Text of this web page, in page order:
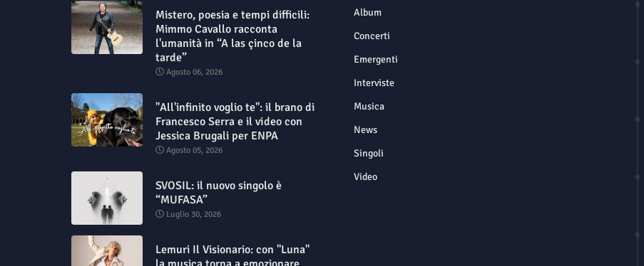
Mistero, poesia e tempi difficili:
Mimmo Cavallo racconta
l'umanità in “A las çinco de la
tarde”
Agosto 06, 2026
"All'infinito voglio te": il brano di
Francesco Serra e il video con
Jessica Brugali per ENPA
Agosto 05, 2026
SVOSIL: il nuovo singolo è
“MUFASA”
Luglio 30, 2026
Lemuri Il Visionario: con "Luna"
Album
Concerti
Emergenti
Interviste
Musica
News
Singoli
Video